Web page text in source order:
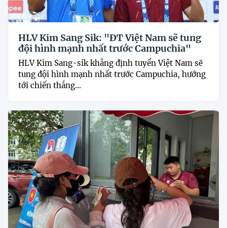
HLV Kim Sang Sik: "ĐT Việt Nam sẽ tung
đội hình mạnh nhất trước Campuchia"
HLV Kim Sang-sik khẳng định tuyển Việt Nam sẽ
tung đội hình mạnh nhất trước Campuchia, hướng
tới chiến thắng...